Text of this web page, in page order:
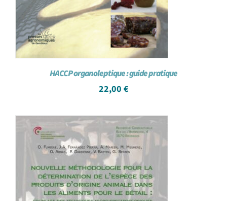
HACCP organoleptique : guide pratique
22,00 €